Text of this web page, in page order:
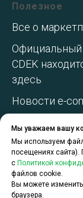
Мы уважаем вашу
Мы используем
посещениях сайта).
с Политикой
файлов cookie.
Вы можете
браузера.
Полезное
Все о
Официальный
CDEK
здесь
Новости e-
Акции и
О компании